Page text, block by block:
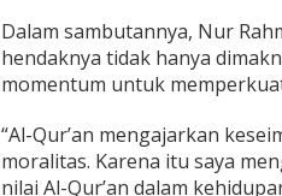
Dalam sambutannya, Nur
hendaknya tidak hanya
momentum untuk
“Al-Qur’an mengajarkan
moralitas. Karena itu saya
nilai Al-Qur’an dalam